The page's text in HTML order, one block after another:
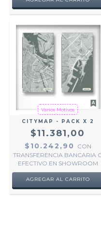
Varios Motivos
CITYMAP - PACK X 2
$11.381,00
$10.242,90
CON
TRANSFERENCIA BANCARIA
EFECTIVO EN SHOWROOM
AGREGAR AL CARRITO